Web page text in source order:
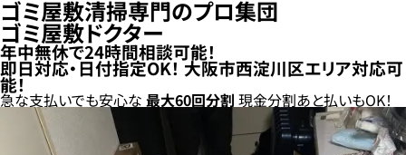
ゴミ屋敷清掃専門のプロ集団
ゴミ屋敷ドクター
年中無休で24時間相談可能！
即日対応・日付指定OK！ 大阪市西淀川区エリア対応可
能！
急な支払いでも安心な 最大60回分割 現金分割あと払いもOK！